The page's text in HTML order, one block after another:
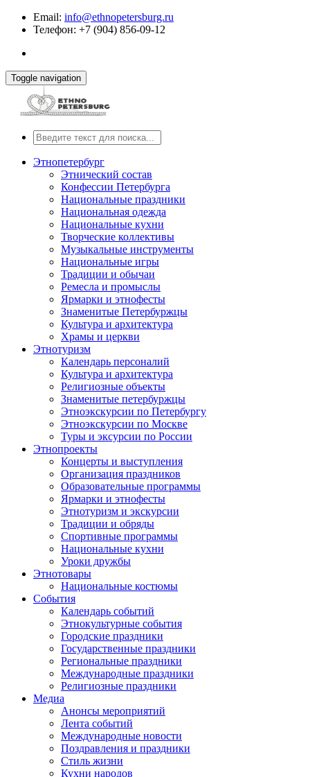
Email: info@ethnopetersburg.ru
Телефон: +7 (904) 856-09-12
Toggle navigation
Этнопетербург
Этнический состав
Конфессии Петербурга
Национальные праздники
Национальная одежда
Национальные кухни
Творческие коллективы
Музыкальные инструменты
Национальные игры
Традиции и обычаи
Ремесла и промыслы
Ярмарки и этнофесты
Знаменитые Петербуржцы
Культура и архитектура
Храмы и церкви
Этнотуризм
Календарь персоналий
Культура и архитектура
Религиозные объекты
Знаменитые петербуржцы
Этноэкскурсии по Петербургу
Этноэкскурсии по Москве
Туры и эксурсии по России
Этнопроекты
Концерты и выступления
Организация праздников
Образовательные программы
Ярмарки и этнофесты
Этнотуризм и экскурсии
Традиции и обряды
Спортивные программы
Национальные кухни
Уроки дружбы
Этнотовары
Национальные костюмы
События
Календарь событий
Этнокультурные события
Городские праздники
Государственные праздники
Региональные праздники
Международные праздники
Религиозные праздники
Медиа
Анонсы мероприятий
Лента событий
Международные новости
Поздравления и праздники
Cтиль жизни
Кухни народов